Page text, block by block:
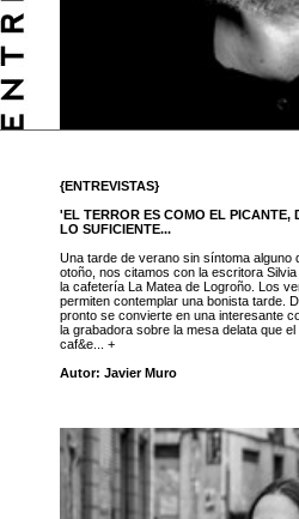
{ENTREVISTAS}
'EL TERROR ES COMO EL PICANTE,
LO SUFICIENTE...
Una tarde de verano sin síntoma alguno
otoño, nos citamos con la escritora
la cafetería La Matea de Logroño. Los
permiten contemplar una bonista tarde.
pronto se convierte en una interesante
la grabadora sobre la mesa delata que
caf&e... +
Autor: Javier Muro